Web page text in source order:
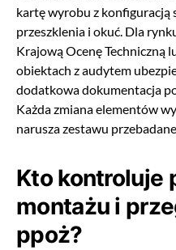
kartę wyrobu z konfiguracją
przeszklenia i okuć. Dla
Krajową Ocenę Techniczną
obiektach z audytem
dodatkowa dokumentacja
Każda zmiana elementów
narusza zestawu
Kto kontroluje
montażu i
ppoż?